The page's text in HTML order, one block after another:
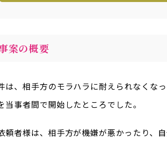
案の概要
は、相手方のモラハラに耐えられなくな
当事者間で開始したところでした。
頼者様は、相手方が機嫌が悪かったり、